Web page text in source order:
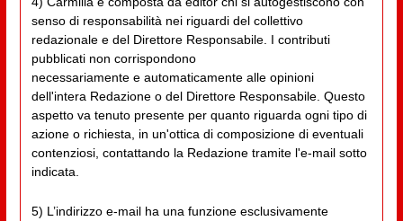
senso di responsabilità nei riguardi del collettivo
redazionale e del Direttore Responsabile. I contributi
pubblicati non corrispondono
necessariamente e automaticamente alle opinioni
dell'intera Redazione o del Direttore Responsabile. Questo
aspetto va tenuto presente per quanto riguarda ogni tipo di
azione o richiesta, in un'ottica di composizione di eventuali
contenziosi, contattando la Redazione tramite l'e-mail sotto
indicata.
5) L’indirizzo e-mail ha una funzione esclusivamente